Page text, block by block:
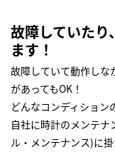
故障していたり
ます！
故障していて動作しな
があってもOK！
どんなコンディション
自社に時計のメンテ
ル・メンテナンス)に